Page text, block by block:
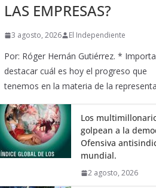
LAS EMPRESAS?
3 agosto, 2026 El Independiente
Por: Róger Hernán Gutiérrez. *
destacar cuál es hoy el progreso que
tenemos en la materia de la
Los
golpean a la
Ofensiva
mundial.
2 agosto, 2026